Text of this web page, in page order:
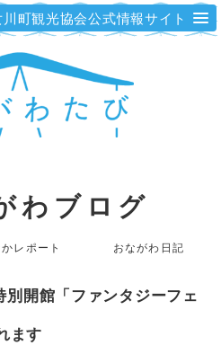
川町観光協会公式情報サイト
わブログ
レポート おながわ日記
開館「ファンタジーフェ
ます